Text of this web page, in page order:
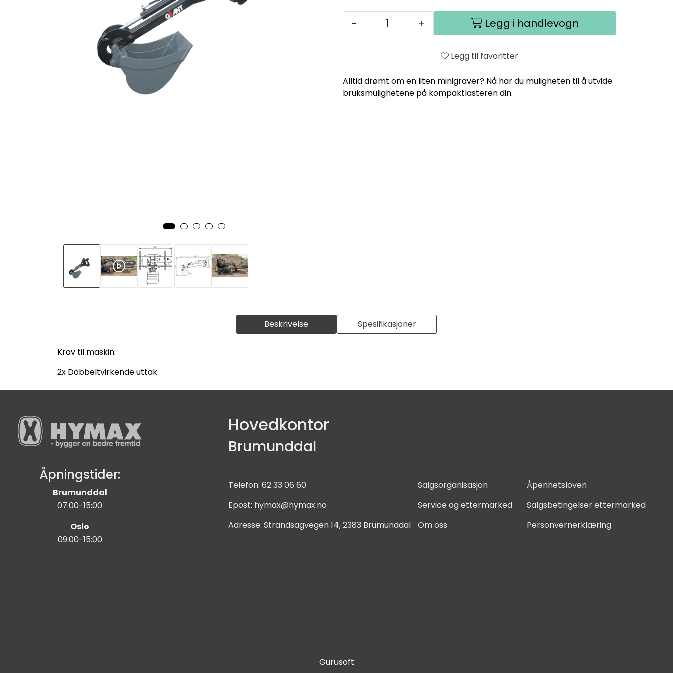
- + Legg i handlevogn
Legg til favoritter
Alltid drømt om en liten minigraver? Nå har du muligheten til å utvide
bruksmulighetene på kompaktlasteren din.
Beskrivelse Spesifikasjoner
Krav til maskin:
2x Dobbeltvirkende uttak
Åpningstider:
Brumunddal
07:00-15:00
Oslo
09:00-15:00
Hovedkontor
Brumunddal
Telefon: 62 33 06 60 Salgsorganisasjon
Åpenhetsloven
Epost: hymax@hymax.no Service og ettermarked
Salgsbetingelser ettermarked
Adresse: Strandsagvegen 14, 2383 Brumunddal Om oss Personvernerklæring
Gurusoft